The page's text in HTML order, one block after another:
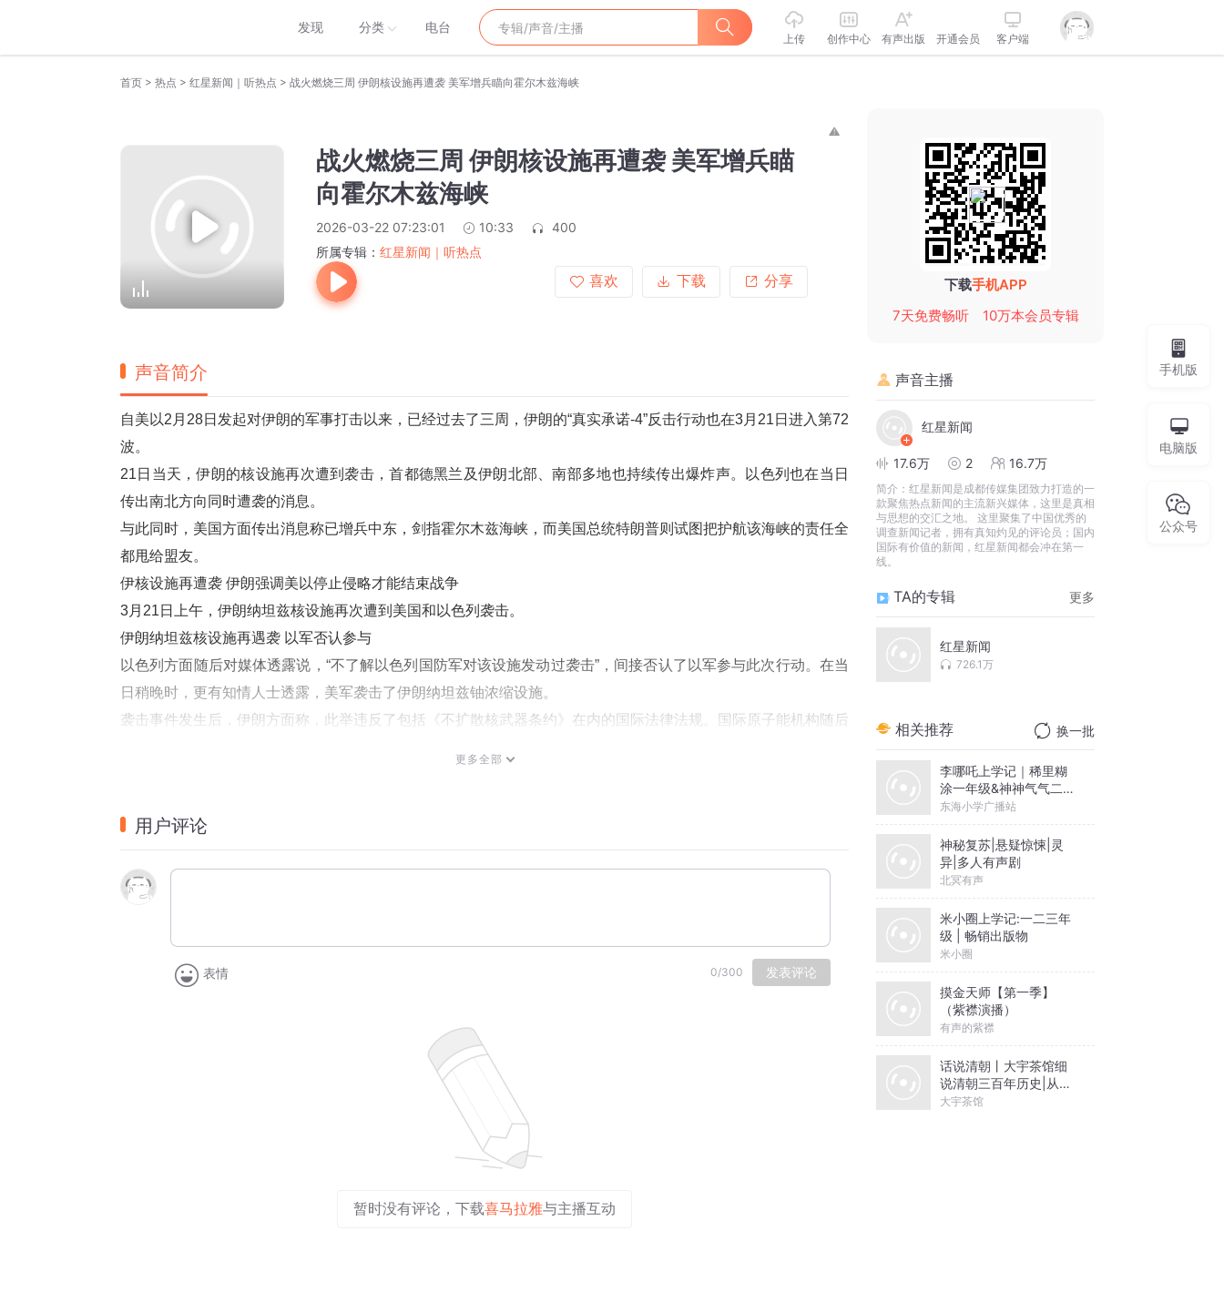
发现 分类 电台
上传 创作中心 有声出版 开通会员 客户端
首页 > 热点 > 红星新闻｜听热点 > 战火燃烧三周 伊朗核设施再遭袭 美军增兵瞄向霍尔木兹海峡
战火燃烧三周 伊朗核设施再遭袭 美军增兵瞄
向霍尔木兹海峡
2026-03-22 07:23:01 10:33
400
所属专辑： 红星新闻｜听热点
喜欢
下载 分享
声音简介
自美以2月28日发起对伊朗的军事打击以来，已经过去了三周，伊朗的“真实承诺-4”反击行动也在3月21日进入第72
波。
21日当天，伊朗的核设施再次遭到袭击，首都德黑兰及伊朗北部、南部多地也持续传出爆炸声。以色列也在当日
传出南北方向同时遭袭的消息。
与此同时，美国方面传出消息称已增兵中东，剑指霍尔木兹海峡，而美国总统特朗普则试图把护航该海峡的责任全
都甩给盟友。
伊核设施再遭袭 伊朗强调美以停止侵略才能结束战争
3月21日上午，伊朗纳坦兹核设施再次遭到美国和以色列袭击。
伊朗纳坦兹核设施再遇袭 以军否认参与
以色列方面随后对媒体透露说，“不了解以色列国防军对该设施发动过袭击”，间接否认了以军参与此次行动。在当
日稍晚时，更有知情人士透露，美军袭击了伊朗纳坦兹铀浓缩设施。
袭击事件发生后，伊朗方面称，此举违反了包括《不扩散核武器条约》在内的国际法律法规。国际原子能机构随后
别在2月28日、3月1日以及这次的3月21日。伊朗南部布什尔核电站厂区也在17日报告称遭袭。
施。以军称，这处设施位于德黑兰一所理工大学内，曾被伊朗用于“研发核武器组件”。截至目前，伊朗方面对此暂
伊朗多地持续遭袭 总计超2万人受伤
根据总台记者在伊朗当地的观察，从20日晚到21日晚间，伊朗首都德黑兰、卡拉季、北部城市拉姆萨尔以及伊朗
另据总台记者21日晚间自伊朗卫生部方面获得的信息，自本轮战事爆发以来，美国与以色列的空袭已导致伊朗境
内20984人受伤，有7家医院内的人员被疏散，36辆救护车受损。
作为对美以持续袭击的回应，伊朗伊斯兰革命卫队发起的“真实承诺-4”反击行动也在21日下午进入第72波次。革命
卫队当日声明称，在本轮攻势中，伊朗成功打击了以色列北部、中部以及美国海军第五舰队。
机，这也是美以伊战事开始以来，伊方击中的第三架敌方战机。
更多全部
用户评论
表情 0/300 发表评论
暂时没有评论，下载喜马拉雅与主播互动
下载手机APP
7天免费畅听
10万本会员专辑
声音主播
红星新闻
17.6万 2 16.7万
简介： 红星新闻是成都传媒集团致力打造的一
款聚焦热点新闻的主流新兴媒体，这里是真相
与思想的交汇之地。 这里聚集了中国优秀的
调查新闻记者，拥有真知灼见的评论员；国内
国际有价值的新闻，红星新闻都会冲在第一
线。
TA的专辑 更多
红星新闻
726.1万
相关推荐 换一批
李哪吒上学记｜稀里糊
涂一年级&神神气气二年
级
东海小学广播站
神秘复苏|悬疑惊悚|灵
异|多人有声剧
北冥有声
米小圈上学记:一二三年
级 | 畅销出版物
米小圈
摸金天师【第一季】
（紫襟演播）
有声的紫襟
话说清朝丨大宇茶馆细
说清朝三百年历史|从努
尔哈赤到末代皇帝溥仪|
大宇茶馆
手机版
电脑版
公众号